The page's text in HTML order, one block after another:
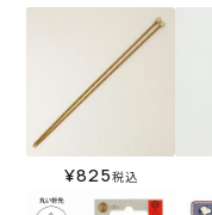
¥825税込